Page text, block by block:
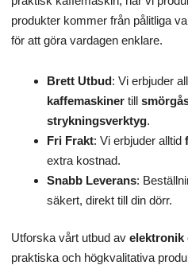
produkter kommer från pålitliga
för att göra vardagen enklare.
Brett Utbud: Vi erbjuder
kaffemaskiner till
strykningsverktyg.
Fri Frakt: Vi erbjuder alltid
extra kostnad.
Snabb Leverans:
säkert, direkt till din dörr.
Utforska vårt utbud av elektronik
praktiska och högkvalitativa